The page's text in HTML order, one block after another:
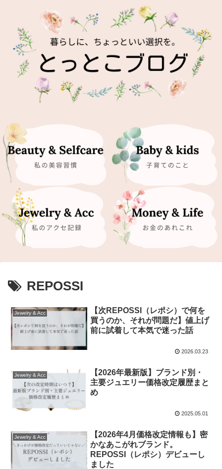
REPOSSI
Jewelry & Acc
【次REPOSSI（レポシ）で何を
買うのか、それが問題だ】値上げ
前に試着して本気で迷った話
2026.03.23
Jewelry & Acc
【2026年最新版】ブランド別・
主要ジュエリー価格改定履歴まと
め
2025.05.01
Jewelry & Acc
【2026年4月価格改定情報も】密
かなあこがれブランド。
REPOSSI（レポシ）デビューし
ました